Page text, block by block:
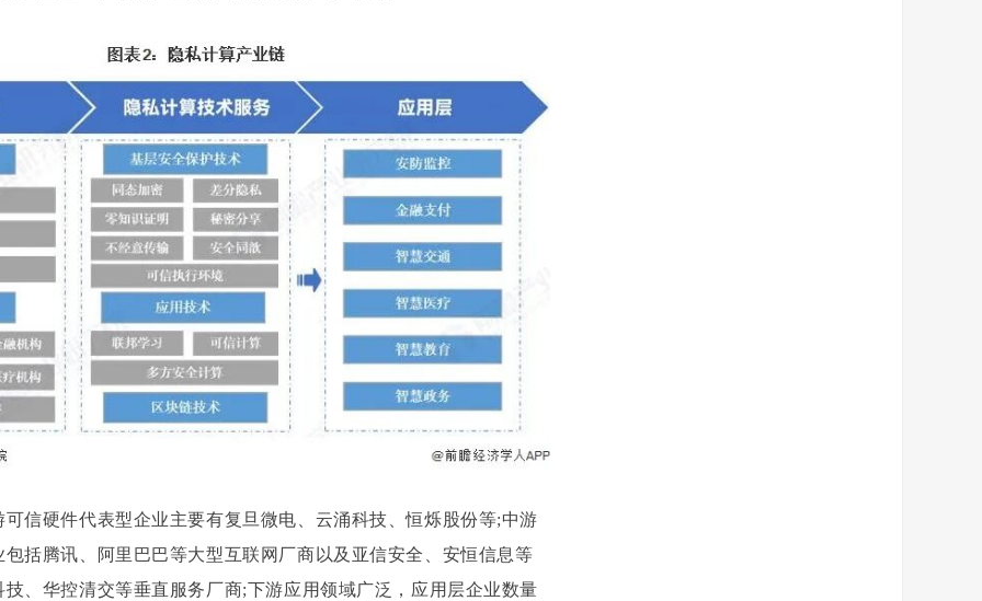
信硬件代表型企业主要有复旦微电、云涌科技、恒烁股份等;中游
括腾讯、阿里巴巴等大型互联网厂商以及亚信安全、安恒信息等
、华控清交等垂直服务厂商;下游应用领域广泛，应用层企业数量